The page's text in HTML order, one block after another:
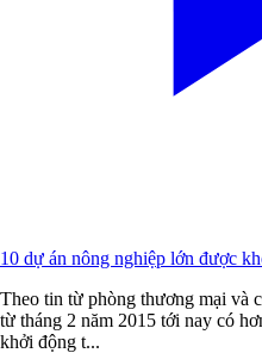
10 dự án nông nghiệp lớn được
Theo tin từ phòng thương mại và
từ tháng 2 năm 2015 tới nay có
khởi động t...